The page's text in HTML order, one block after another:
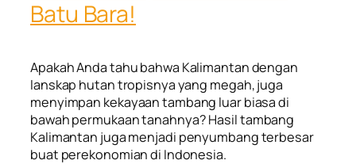
Batu Bara!
Apakah Anda tahu bahwa Kalimantan dengan
lanskap hutan tropisnya yang megah, juga
menyimpan kekayaan tambang luar biasa di
bawah permukaan tanahnya?Hasil tambang
Kalimantan juga menjadi penyumbang terbesar
buat perekonomian di Indonesia.